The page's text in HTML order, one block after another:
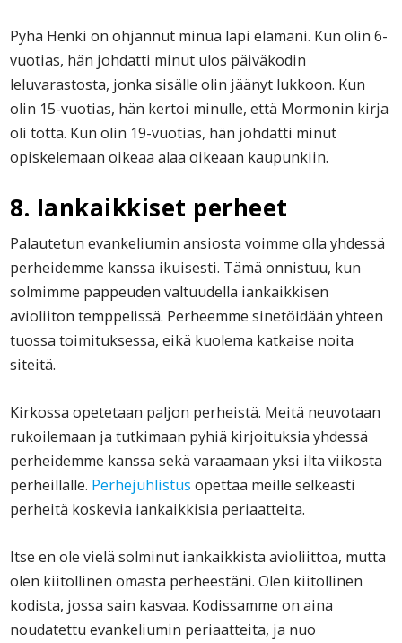
Pyhä Henki on ohjannut minua läpi elämäni. Kun olin 6-
vuotias, hän johdatti minut ulos päiväkodin
leluvarastosta, jonka sisälle olin jäänyt lukkoon. Kun
olin 15-vuotias, hän kertoi minulle, että Mormonin kirja
oli totta. Kun olin 19-vuotias, hän johdatti minut
opiskelemaan oikeaa alaa oikeaan kaupunkiin.
8. Iankaikkiset perheet
Palautetun evankeliumin ansiosta voimme olla yhdessä
perheidemme kanssa ikuisesti. Tämä onnistuu, kun
solmimme pappeuden valtuudella iankaikkisen
avioliiton temppelissä. Perheemme sinetöidään yhteen
tuossa toimituksessa, eikä kuolema katkaise noita
siteitä.
Kirkossa opetetaan paljon perheistä. Meitä neuvotaan
rukoilemaan ja tutkimaan pyhiä kirjoituksia yhdessä
perheidemme kanssa sekä varaamaan yksi ilta viikosta
perheillalle. Perhejuhlistus opettaa meille selkeästi
perheitä koskevia iankaikkisia periaatteita.
Itse en ole vielä solminut iankaikkista avioliittoa, mutta
olen kiitollinen omasta perheestäni. Olen kiitollinen
kodista, jossa sain kasvaa. Kodissamme on aina
noudatettu evankeliumin periaatteita, ja nuo